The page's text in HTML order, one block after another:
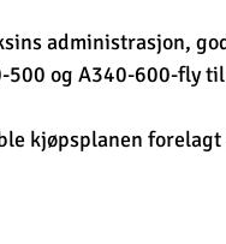
administrasjon,
500 og A340-600-fly
kjøpsplanen